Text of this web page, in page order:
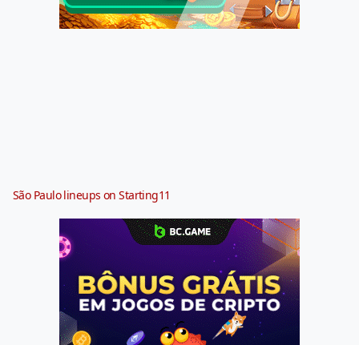
São Paulo lineups on Starting11